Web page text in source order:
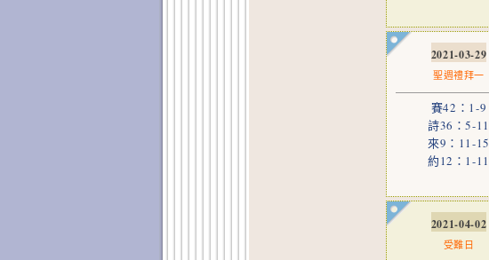
2021-03-29
聖週禮拜一
賽42：1-9
詩36：5-11
來9：11-15
約12：1-11
2021-04-02
受難日